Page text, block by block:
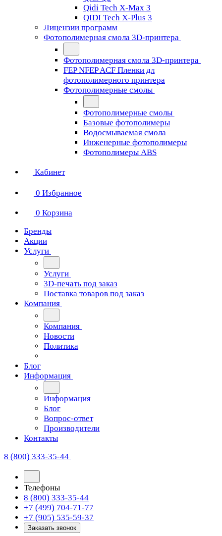
Qidi Tech X-Max 3
QIDI Tech X-Plus 3
Лицензии программ
Фотополимерная смола 3D-принтера
Фотополимерная смола 3D-принтера
FEP NFEP ACF Пленки дл
фотополимерного принтера
Фотополимерные смолы
Фотополимерные смолы
Базовые фотополимеры
Водосмываемая смола
Инженерные фотополимеры
Фотополимеры ABS
Кабинет
0 Избранное
0 Корзина
Бренды
Акции
Услуги
Услуги
3D-печать под заказ
Поставка товаров под заказ
Компания
Компания
Новости
Политика
Блог
Информация
Информация
Блог
Вопрос-ответ
Производители
Контакты
8 (800) 333-35-44
Телефоны
8 (800) 333-35-44
+7 (499) 704-71-77
+7 (905) 535-59-37
Заказать звонок